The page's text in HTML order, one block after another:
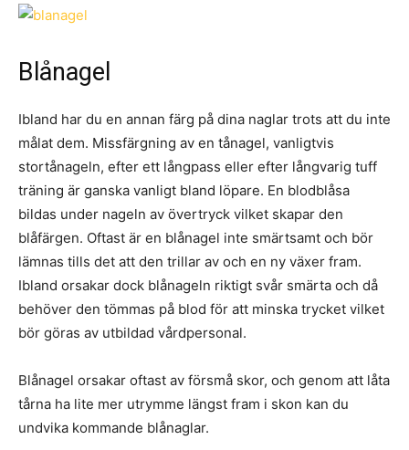
Blånagel
Ibland har du en annan färg på dina naglar trots att du inte
målat dem. Missfärgning av en tånagel, vanligtvis
stortånageln, efter ett långpass eller efter långvarig tuff
träning är ganska vanligt bland löpare. En blodblåsa
bildas under nageln av övertryck vilket skapar den
blåfärgen. Oftast är en blånagel inte smärtsamt och bör
lämnas tills det att den trillar av och en ny växer fram.
Ibland orsakar dock blånageln riktigt svår smärta och då
behöver den tömmas på blod för att minska trycket vilket
bör göras av utbildad vårdpersonal.
Blånagel orsakar oftast av försmå skor, och genom att låta
tårna ha lite mer utrymme längst fram i skon kan du
undvika kommande blånaglar.